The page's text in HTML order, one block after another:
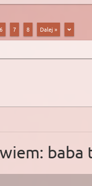
6 7 8 Dalej »